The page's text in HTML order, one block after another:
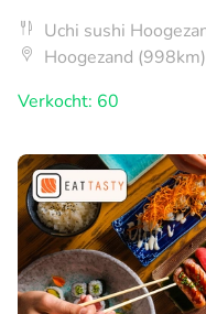
Uchi sushi
Hoogezand (998km)
Verkocht: 60